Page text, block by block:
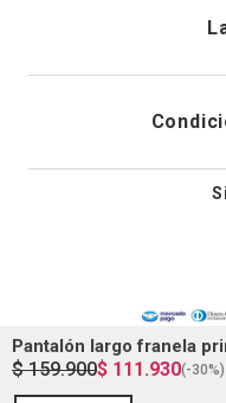
Pantalón largo franela
$ 159.900$ 111.930(-30%)
Cambios,